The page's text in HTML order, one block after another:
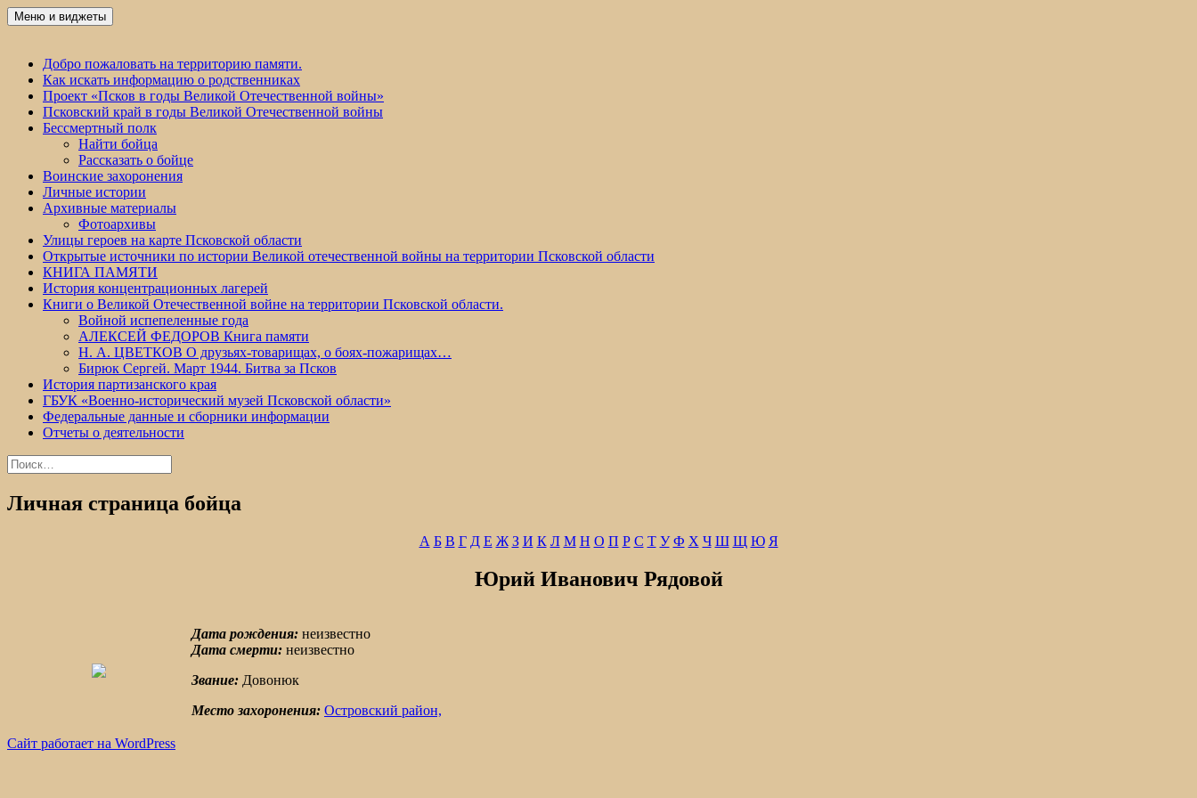
Перейти
к
Победа 60
Меню и виджеты
Добро пожаловать на территорию памяти.
Как искать информацию о родственниках
Проект «Псков в годы Великой Отечественной войны»
Псковский край в годы Великой Отечественной войны
Бессмертный полк
Найти бойца
Рассказать о бойце
Воинские захоронения
Личные истории
Архивные материалы
Фотоархивы
Улицы героев на карте Псковской области
Открытые источники по истории Великой отечественной войны на территории Псковской области
КНИГА ПАМЯТИ
История концентрационных лагерей
Книги о Великой Отечественной войне на территории Псковской области.
Войной испепеленные года
АЛЕКСЕЙ ФЕДОРОВ Книга памяти
Н. А. ЦВЕТКОВ О друзьях-товарищах, о боях-пожарищах…
Бирюк Сергей. Март 1944. Битва за Псков
История партизанского края
ГБУК «Военно-исторический музей Псковской области»
Федеральные данные и сборники информации
Отчеты о деятельности
Найти:
Личная страница бойца
А Б В Г Д Е Ж З И К Л М Н О П Р С Т У Ф Х Ч Ш Щ Ю Я
Юрий Иванович Рядовой
Дата рождения: неизвестно
Дата смерти: неизвестно
Звание: Довонюк
Место захоронения: Островский район,
Сайт работает на WordPress